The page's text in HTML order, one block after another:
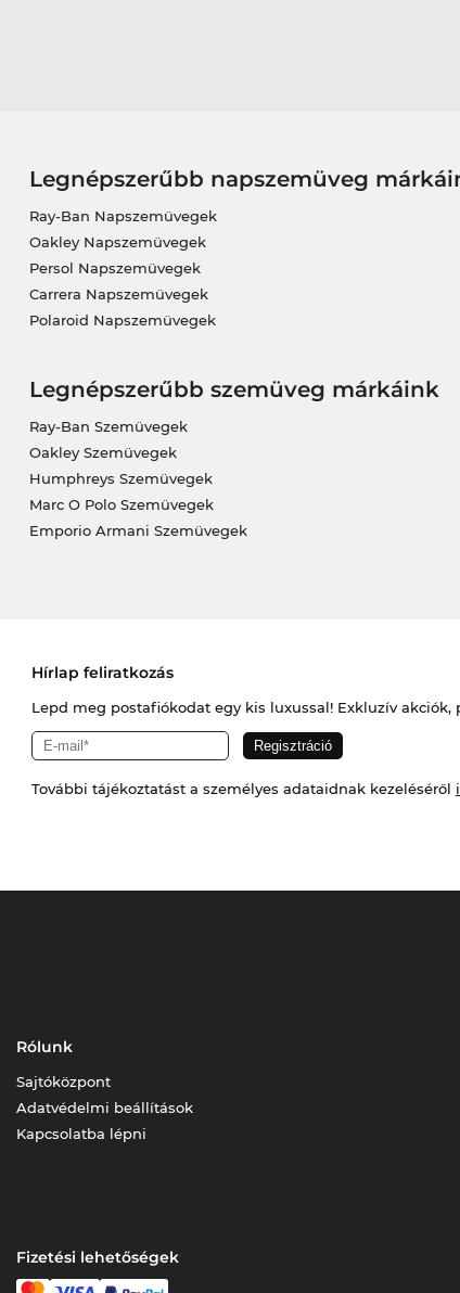
Legnépszerűbb napszemüveg
Ray-Ban Napszemüvegek
Oakley Napszemüvegek
Persol Napszemüvegek
Carrera Napszemüvegek
Polaroid Napszemüvegek
Legnépszerűbb szemüveg márkáink
Ray-Ban Szemüvegek
Oakley Szemüvegek
Humphreys Szemüvegek
Marc O Polo Szemüvegek
Emporio Armani Szemüvegek
Hírlap feliratkozás
Lepd meg postafiókodat egy kis luxussal! Exkluzív
További tájékoztatást a személyes adataidnak kezeléséről
Rólunk
Sajtóközpont
Adatvédelmi beállítások
Kapcsolatba lépni
Fizetési lehetőségek